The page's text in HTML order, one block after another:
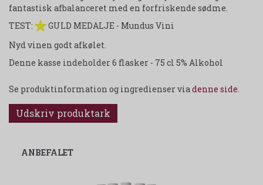
fantastisk afbalanceret med en forfriskende sødme.
TEST:
GULD MEDALJE - Mundus Vini
Nyd vinen godt afkølet.
Denne kasse indeholder 6 flasker - 75 cl 5% Alkohol
Se produktinformation og ingredienser viadenne side.
Udskriv produktark
ANBEFALET